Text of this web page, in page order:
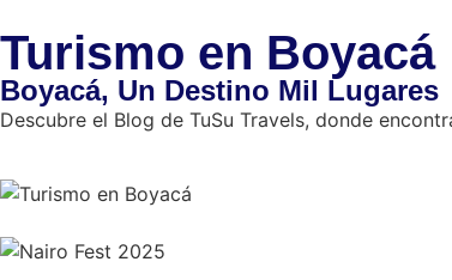
Turismo en Boyacá
Boyacá, Un Destino Mil Lugares